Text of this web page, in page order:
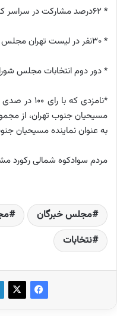
* 62درصد مشارکت در سراسر کشور و 50درصد در تهران
* 30نفر در لیست تهران مجلس شورای اسلامی به مجلس راه یافتند
* دور دوم انتخابات مجلس
*
نامزدی که
به عنوان نماینده مسیحیان
مردم سوادکوه شمالی رکورد
مجلس خبرگان
نتخابات